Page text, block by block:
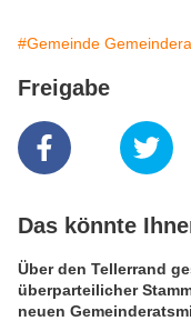
#Gemeinde
Freigabe
Das könnte
Über den Tellerrand
überparteilicher
neuen